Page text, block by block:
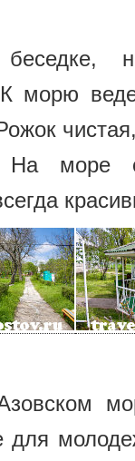
морю
море
для